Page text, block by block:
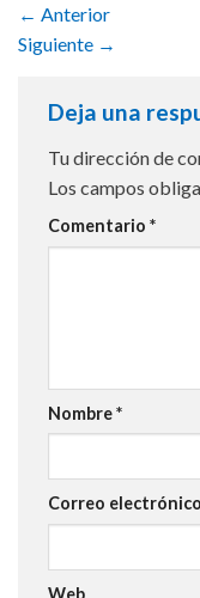
← Anterior
Siguiente →
Deja una
Tu dirección de
Los campos
Comentario *
Nombre*
Correo electrónico
Web